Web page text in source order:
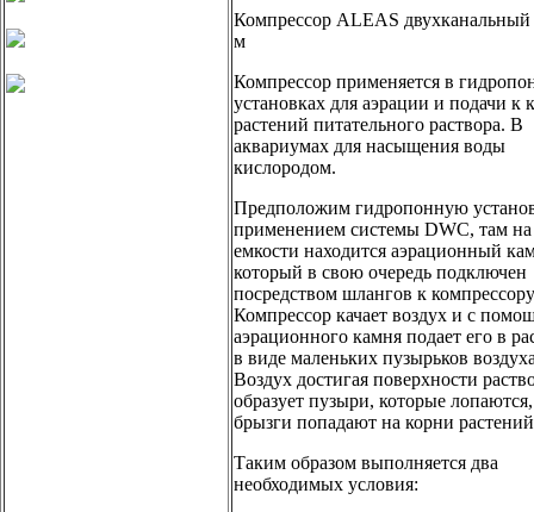
Компрессор ALEAS двухканальный
м
Компрессор применяется в
установках для аэрации и подачи к
растений питательного раствора. В
аквариумах для насыщения воды
кислородом.
Предположим гидропонную
применением системы DWC, там на
емкости находится аэрационный
который в свою очередь подключен
посредством шлангов к
Компрессор качает воздух и с
аэрационного камня подает его в
в виде маленьких пузырьков
Воздух достигая поверхности
образует пузыри, которые
брызги попадают на корни
Таким образом выполняется два
необходимых условия: